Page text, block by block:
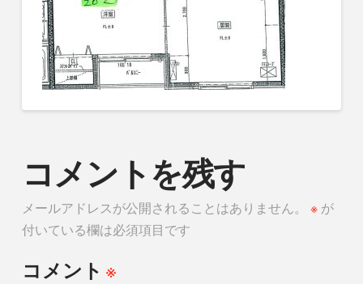
コメントを残す
メールアドレスが公開されることはありません。 ※が
付いている欄は必須項目です
コメント※